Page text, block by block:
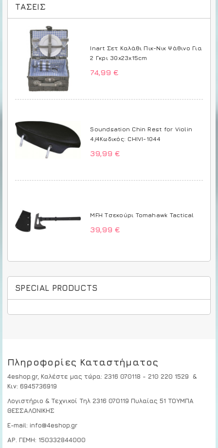
ΤΆΣΕΙΣ
Inart Σετ Καλάθι Πικ-Νικ Ψάθινο Για
2 Γκρι 30x23x15cm
74,99 €
Soundsation Chin Rest for Violin
4/4Κωδικός: CHIVI-1044
39,99 €
MFH Τσεκούρι Tomahawk Tactical
39,99 €
SPECIAL PRODUCTS
Πληροφορίες Καταστήματος
4eshop.gr, Καλέστε μας τώρα: 2316 070118 - 210 220 1529
&
Κιν: 6945736919
Λογιστήριο & Τεχνικοί Τηλ 2316 070119 Πυλαίας 51 ΤΟΥΜΠΑ
ΘΕΣΣΑΛΟΝΙΚΗΣ
E-mail: info@4eshop.gr
ΑΡ. ΓΕΜΗ: 150332844000